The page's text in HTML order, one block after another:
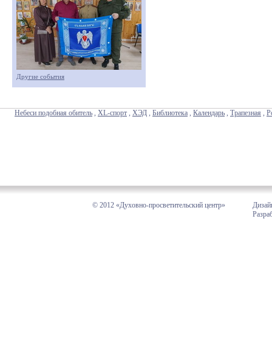
Другие события
Небеси подобная обитель , XL-спорт , ХЭД , Библиотека , Календарь , Трапезная ,
© 2012 «Духовно-просветительский центр»